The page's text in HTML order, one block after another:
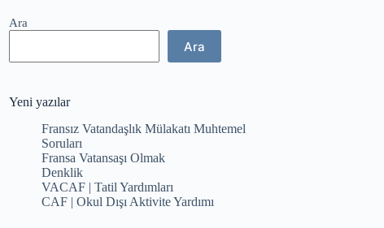
Ara
Ara
Yeni yazılar
Fransız Vatandaşlık Mülakatı Muhtemel
Soruları
Fransa Vatansaşı Olmak
Denklik
VACAF | Tatil Yardımları
CAF | Okul Dışı Aktivite Yardımı